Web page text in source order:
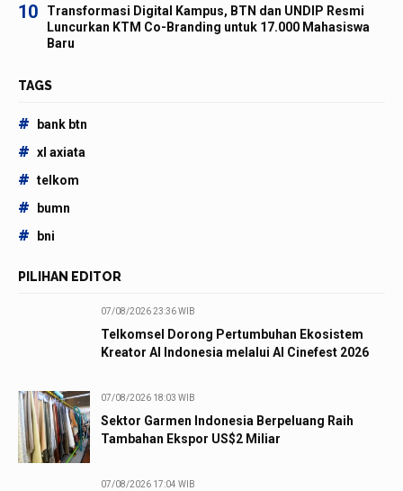
10
Transformasi Digital Kampus, BTN dan UNDIP Resmi
Luncurkan KTM Co-Branding untuk 17.000 Mahasiswa
Baru
TAGS
# bank btn
# xl axiata
# telkom
# bumn
# bni
PILIHAN EDITOR
07/08/2026 23:36 WIB
Telkomsel Dorong Pertumbuhan Ekosistem
Kreator AI Indonesia melalui AI Cinefest 2026
07/08/2026 18:03 WIB
Sektor Garmen Indonesia Berpeluang Raih
Tambahan Ekspor US$2 Miliar
07/08/2026 17:04 WIB